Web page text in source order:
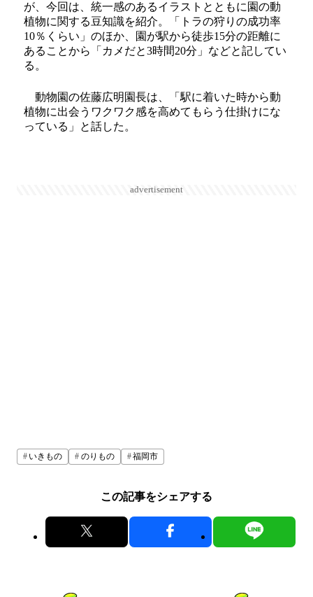
が、今回は、統一感のあるイラストとともに園の動
植物に関する豆知識を紹介。「トラの狩りの成功率
10％くらい」のほか、園が駅から徒歩15分の距離に
あることから「カメだと3時間20分」などと記してい
る。
動物園の佐藤広明園長は、「駅に着いた時から動
植物に出会うワクワク感を高めてもらう仕掛けにな
っている」と話した。
advertisement
いきもの のりもの 福岡市
この記事をシェアする